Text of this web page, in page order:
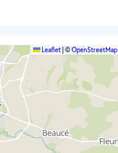
Leaflet|©OpenStreetMap